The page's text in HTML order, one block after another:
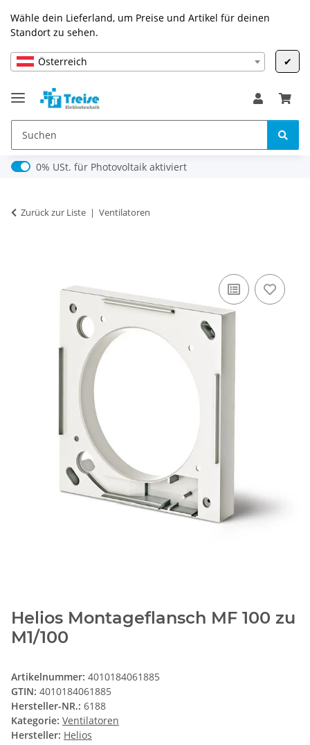
Wähle dein Lieferland, um Preise und Artikel für deinen
Standort zu sehen.
Österreich ✔
0% USt. für Photovoltaik (§ 12 Abs. 3 UStG)
0% USt. für Photovoltaik aktiviert
Zurück zur Liste Ventilatoren
Helios Montageflansch MF 100 zu
M1/100
Artikelnummer: 4010184061885
GTIN: 4010184061885
Hersteller-NR.: 6188
Kategorie: Ventilatoren
Hersteller: Helios